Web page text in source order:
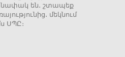
են․ շտապեք
մեկնում
ՍՊԸ։